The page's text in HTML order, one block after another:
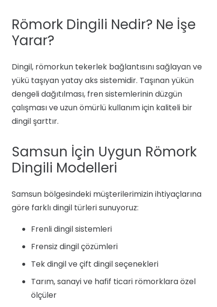
Römork Dingili Nedir? Ne İşe
Yarar?
Dingil, römorkun tekerlek bağlantısını sağlayan ve
yükü taşıyan yatay aks sistemidir. Taşınan yükün
dengeli dağıtılması, fren sistemlerinin düzgün
çalışması ve uzun ömürlü kullanım için kaliteli bir
dingil şarttır.
Samsun İçin Uygun Römork
Dingili Modelleri
Samsun bölgesindeki müşterilerimizin ihtiyaçlarına
göre farklı dingil türleri sunuyoruz:
Frenli dingil sistemleri
Frensiz dingil çözümleri
Tek dingil ve çift dingil seçenekleri
Tarım, sanayi ve hafif ticari römorklara özel
ölçüler